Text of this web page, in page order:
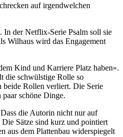
auf irgendwelchen
In der Netflix-Serie Psalm soll sie
Wilhaus wird das Engagement
Kind und Karriere Platz haben».
die schwülstige Rolle so
beide Rollen verliert. Die Serie
schöne Dinge.
die Autorin nicht nur auf
Sätze sind kurz und pointiert
aus dem Plattenbau widerspiegelt